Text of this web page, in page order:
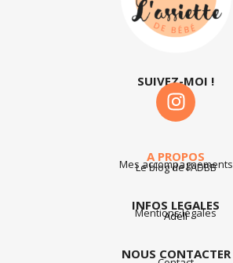
SUIVEZ-MOI !
A PROPOS
Mes accompagnements
Le blog de l’ADBB
INFOS LEGALES
Mentions légales
Adéli
NOUS CONTACTER